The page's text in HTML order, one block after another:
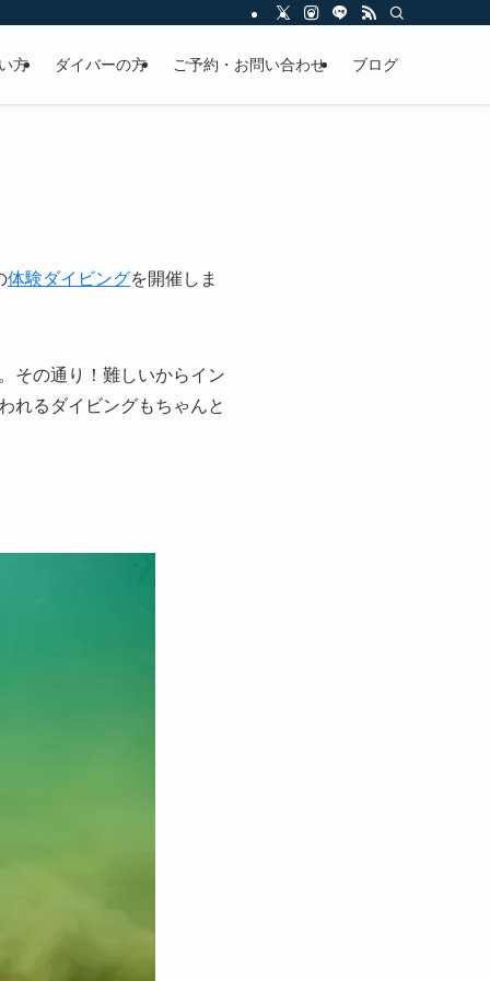
方 ダイバーの方 ご予約・お問い合わせ ブログ
体験ダイビングを開催しま
その通り！難しいからイン
れるダイビングもちゃんと